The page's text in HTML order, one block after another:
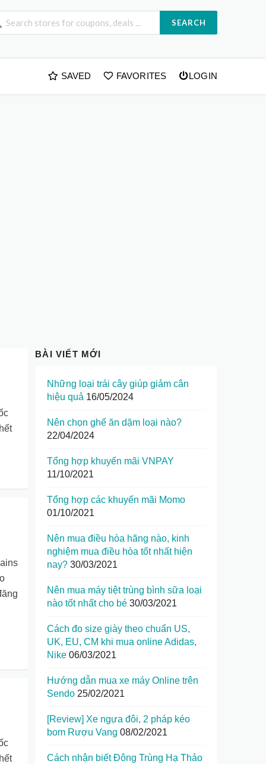
SEARCH
SAVED FAVORITES LOGIN
BÀI VIẾT MỚI
Những loại trái cây giúp giảm cân
hiệu quả 16/05/2024
Nên chọn ghế ăn dặm loại nào?
22/04/2024
Tổng hợp khuyến mãi VNPAY
11/10/2021
Tổng hợp các khuyến mãi Momo
01/10/2021
Nên mua điều hòa hãng nào, kinh
nghiệm mua điều hòa tốt nhất hiện
nay? 30/03/2021
Nên mua máy tiệt trùng bình sữa loại
nào tốt nhất cho bé 30/03/2021
Cách đo size giày theo chuẩn US,
UK, EU, CM khi mua online Adidas,
Nike 06/03/2021
Hướng dẫn mua xe máy Online trên
Sendo 25/02/2021
[Review] Xe ngựa đôi, 2 pháp kéo
bom Rượu Vang 08/02/2021
Cách nhận biết Đông Trùng Hạ Thảo